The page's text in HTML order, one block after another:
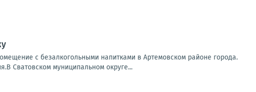
с безалкогольными напитками в Артемовском районе города.
Сватовском муниципальном округе...